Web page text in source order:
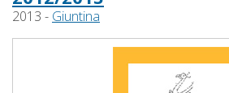
2013 - Giuntina